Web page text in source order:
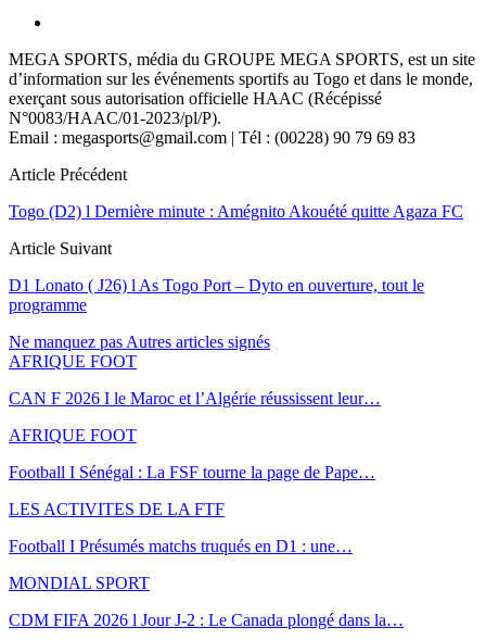
MEGA SPORTS, média du GROUPE MEGA SPORTS, est un site
d’information sur les événements sportifs au Togo et dans le monde,
exerçant sous autorisation officielle HAAC (Récépissé
N°0083/HAAC/01-2023/pl/P).
Email : megasports@gmail.com | Tél : (00228) 90 79 69 83
Article Précédent
Togo (D2) l Dernière minute : Amégnito Akouété quitte Agaza FC
Article Suivant
D1 Lonato ( J26) l As Togo Port – Dyto en ouverture, tout le
programme
Ne manquez pas Autres articles signés
AFRIQUE FOOT
CAN F 2026 I le Maroc et l’Algérie réussissent leur…
AFRIQUE FOOT
Football I Sénégal : La FSF tourne la page de Pape…
LES ACTIVITES DE LA FTF
Football I Présumés matchs truqués en D1 : une…
MONDIAL SPORT
CDM FIFA 2026 l Jour J-2 : Le Canada plongé dans la…